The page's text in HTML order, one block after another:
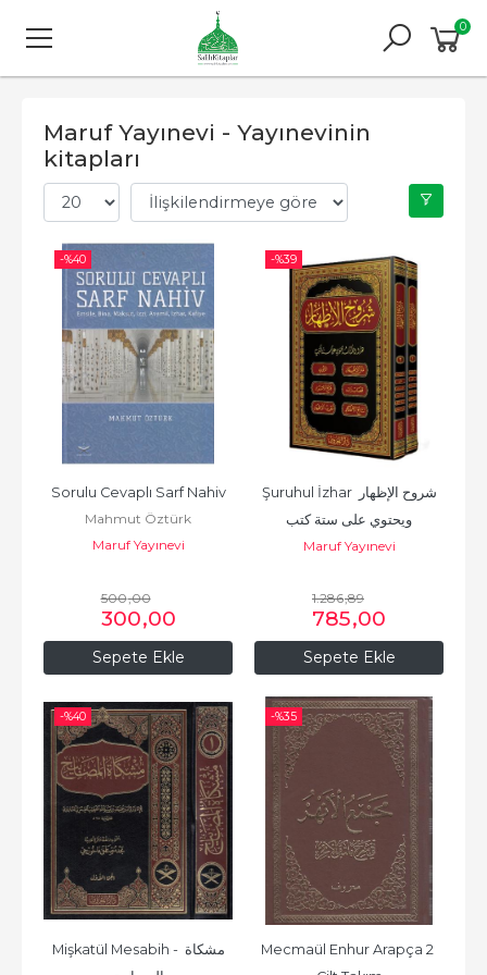
0
Maruf Yayınevi - Yayınevinin
kitapları
-%40
Sepete Ekle
Sorulu Cevaplı Sarf Nahiv
Mahmut Öztürk
Maruf Yayınevi
500,00
300,00
-%39
Sepete Ekle
Şuruhul İzhar شروح الإظهار
ويحتوي على ستة كتب
Maruf Yayınevi
1.286,89
785,00
-%40
Mişkatül Mesabih - مشكاة
-%35
Mecmaül Enhur Arapça 2